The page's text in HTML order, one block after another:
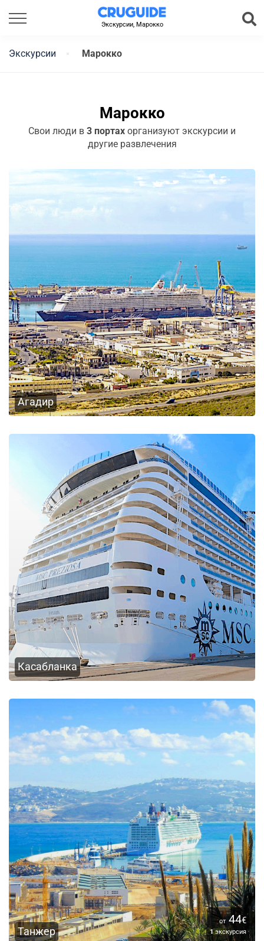
Экскурсии, Марокко
Экскурсии Марокко
Марокко
Свои люди в 3 портах организуют экскурсии и
другие развлечения
Агадир
Касабланка
Танжер
от44€
1экскурсия